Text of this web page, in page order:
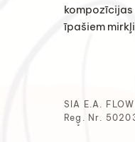
kompozīcijas
īpašiem
SIA E.A.
Reģ. Nr.